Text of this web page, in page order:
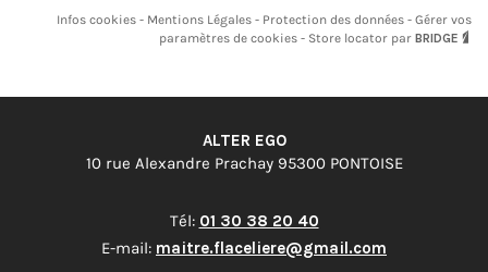
Infos cookies Mentions Légales Protection des données
Gérer vos
paramètres de cookies
Store locator par BRIDGE
ALTER EGO
10 rue Alexandre Prachay 95300 PONTOISE
Tél: 01 30 38 20 40
E-mail: maitre.flaceliere@gmail.com